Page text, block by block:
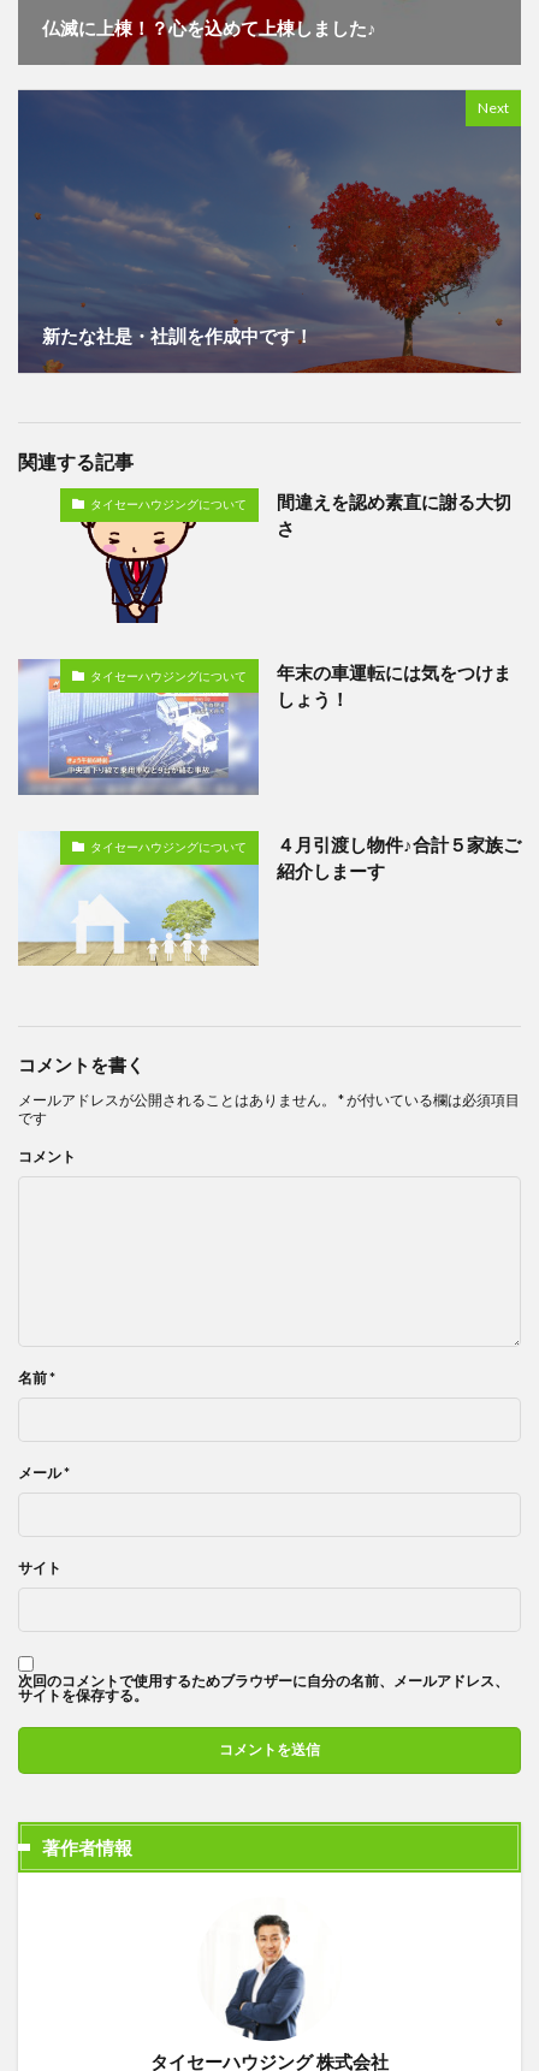
仏滅に上棟！？心を込めて上棟しました♪
Next
新たな社是・社訓を作成中です！
関連する記事
タイセーハウジングについて
間違えを認め素直に謝る大切
さ
タイセーハウジングについて
年末の車運転には気をつけま
しょう！
タイセーハウジングについて
４月引渡し物件♪合計５家族ご
紹介しまーす
コメントを書く
メールアドレスが公開されることはありません。 *が付いている欄は必須項目
です
コメント
名前*
メール*
サイト
次回のコメントで使用するためブラウザーに自分の名前、メールアドレス、
サイトを保存する。
著作者情報
タイセーハウジング 株式会社